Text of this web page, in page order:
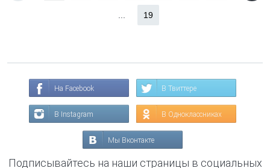
19
На Facebook В Твиттере
В Instagram В Одноклассниках
Мы Вконтакте
Подписывайтесь на наши страницы в социальных